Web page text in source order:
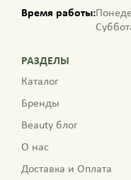
Время работы:
РАЗДЕЛЫ
Каталог
Бренды
Beauty блог
О нас
Доставка и Оплата